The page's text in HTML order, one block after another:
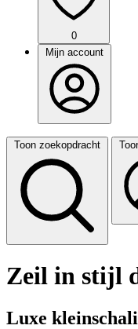
0
Mijn account
Toon zoekopdracht
Zeil in stijl
Luxe